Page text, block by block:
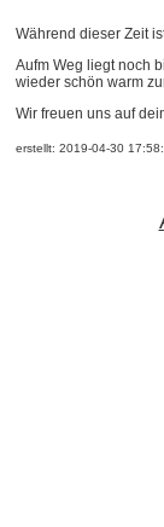
Während dieser Zeit
Aufm Weg liegt noch
wieder schön warm
Wir freuen uns auf
erstellt: 2019-04-30